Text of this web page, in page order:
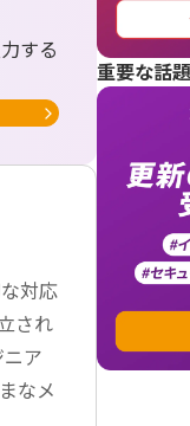
する
対応
され
ア
なメ
重要な話